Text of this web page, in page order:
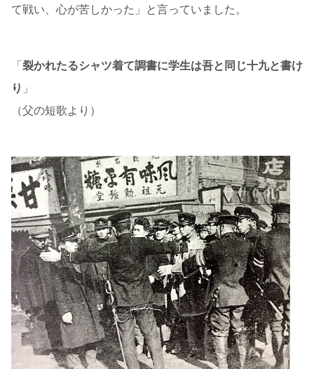
て戦い、心が苦しかった」と言っていました。
「 裂かれたるシャツ着て調書に学生は吾と同じ十九と書け
り 」
（父の短歌より）